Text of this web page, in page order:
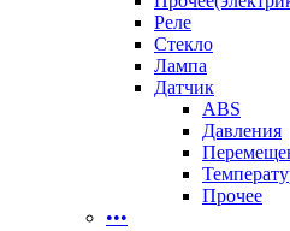
Реле
Стекло
Лампа
Датчик
ABS
Давления
Прочее
•••